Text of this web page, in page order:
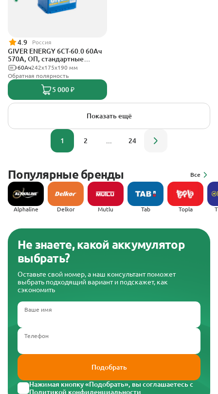
4.9 Россия
GIVER ENERGY 6СТ-60.0 60Ач
570А, ОП, стандартные
клеммы242х175х190 мм
60Ач
Обратная полярность
5 000 ₽
Показать ещё
1 2 24
Популярные бренды Все
Alphaline Delkor Mutlu Tab Topla
Не знаете, какой аккумулятор
выбрать?
Оставьте свой номер, а наш консультант поможет
выбрать подходящий вариант и подскажет, как
сэкономить
Ваше имя
Телефон
Подобрать
Нажимая кнопку «Подобрать», вы соглашаетесь с
Политикой конфиденциальности